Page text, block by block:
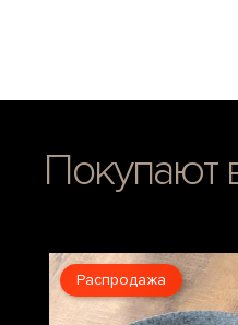
Покупают
Распродажа